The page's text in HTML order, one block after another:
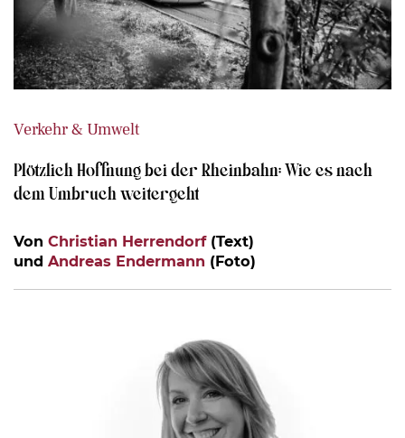
Verkehr & Umwelt
Plötzlich Hoffnung bei der Rheinbahn: Wie es nach
dem Umbruch weitergeht
Von Christian Herrendorf(Text)
und Andreas Endermann (Foto)